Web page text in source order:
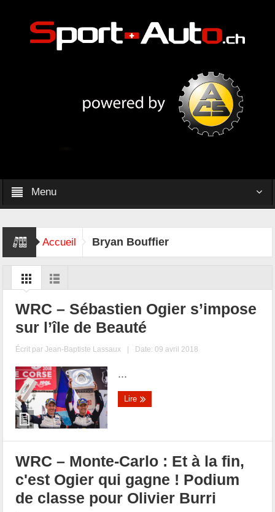
Menu
Accueil Bryan Bouffier
WRC – Sébastien Ogier s’impose
sur l’île de Beauté
Écrit parJean-Baptiste Lassaux | Date: 09 avril 2018
...
Lire
WRC – Monte-Carlo : Et à la fin,
c'est Ogier qui gagne ! Podium
de classe pour Olivier Burri